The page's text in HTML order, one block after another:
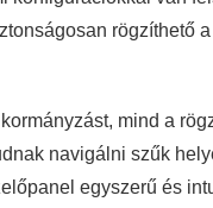
rögzíthető
mind a
navigálni szűk
egyszerű és